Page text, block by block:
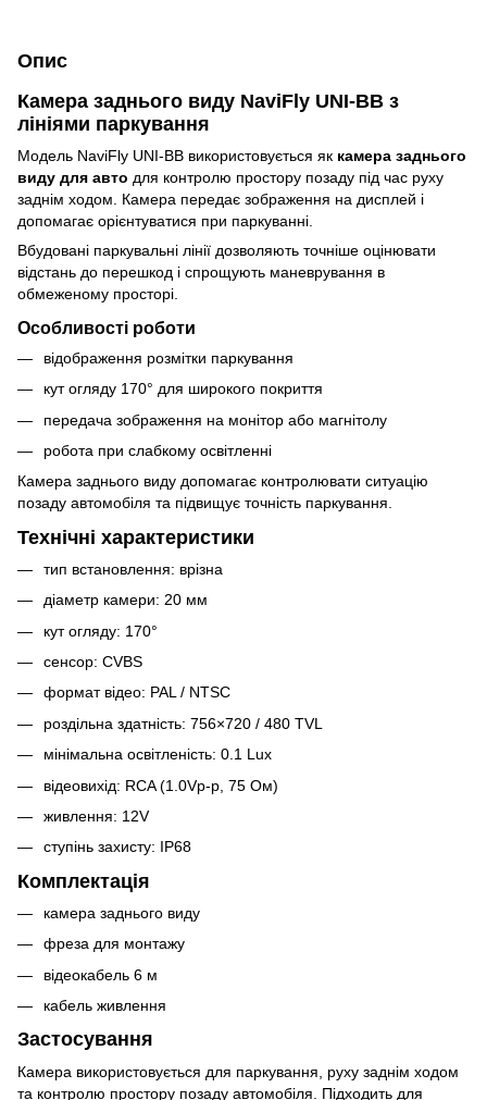
Опис
Камера заднього виду NaviFly UNI-BB з
лініями паркування
Модель NaviFly UNI-BB використовується як камера заднього
виду для авто для контролю простору позаду під час руху
заднім ходом. Камера передає зображення на дисплей і
допомагає орієнтуватися при паркуванні.
Вбудовані паркувальні лінії дозволяють точніше оцінювати
відстань до перешкод і спрощують маневрування в
обмеженому просторі.
Особливості роботи
відображення розмітки паркування
кут огляду 170° для широкого покриття
передача зображення на монітор або магнітолу
робота при слабкому освітленні
Камера заднього виду допомагає контролювати ситуацію
позаду автомобіля та підвищує точність паркування.
Технічні характеристики
тип встановлення: врізна
діаметр камери: 20 мм
кут огляду: 170°
сенсор: CVBS
формат відео: PAL / NTSC
роздільна здатність: 756×720 / 480 TVL
мінімальна освітленість: 0.1 Lux
відеовихід: RCA (1.0Vp-p, 75 Ом)
живлення: 12V
ступінь захисту: IP68
Комплектація
камера заднього виду
фреза для монтажу
відеокабель 6 м
кабель живлення
Застосування
Камера використовується для паркування, руху заднім ходом
та контролю простору позаду автомобіля. Підходить для